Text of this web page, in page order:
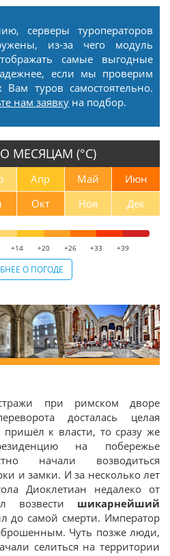
серверы туроператоров
из-за чего модуль
самые выгодные
если мы проверим
туров самостоятельно.
нам заявку на подбор.
МЕСЯЦАМ (°С)
Апр Май
Июн
Окт Ноя Дек
+14 +20 +26 +33 +39
О ПОГОДЕ
при римском дворе
досталась целая
к власти, то сразу же
на побережье
начали возводиться
и замки. И за несколько лет
Диоклетиан недалеко от
возвести шикарнейший
до самой смерти. Император
Чуть позже люди,
селиться на территории